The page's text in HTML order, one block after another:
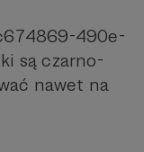
490e-
są czarno-
nawet na